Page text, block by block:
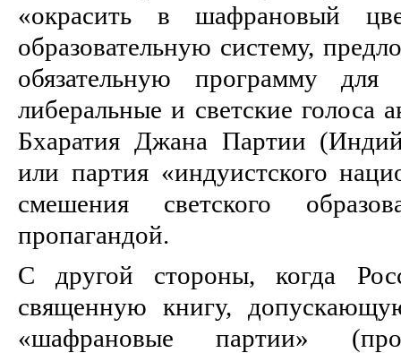
«окрасить в шафрановый
образовательную систему,
обязательную программу
либеральные и светские голоса
Бхаратия Джана Партии
или партия «индуистского
смешения светского
пропагандой.
С другой стороны, когда
священную книгу,
«шафрановые партии»